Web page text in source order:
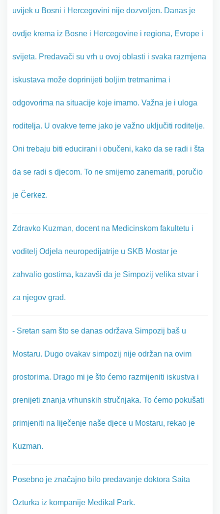
uvijek u Bosni i Hercegovini nije dozvoljen. Danas je
ovdje krema iz Bosne i Hercegovine i regiona, Evrope i
svijeta. Predavači su vrh u ovoj oblasti i svaka razmjena
iskustava može doprinijeti boljim tretmanima i
odgovorima na situacije koje imamo. Važna je i uloga
roditelja. U ovakve teme jako je važno uključiti roditelje.
Oni trebaju biti educirani i obučeni, kako da se radi i šta
da se radi s djecom. To ne smijemo zanemariti, poručio
je Čerkez.
Zdravko Kuzman, docent na Medicinskom fakultetu i
voditelj Odjela neuropedijatrije u SKB Mostar je
zahvalio gostima, kazavši da je Simpozij velika stvar i
za njegov grad.
- Sretan sam što se danas održava Simpozij baš u
Mostaru. Dugo ovakav simpozij nije održan na ovim
prostorima. Drago mi je što ćemo razmijeniti iskustva i
prenijeti znanja vrhunskih stručnjaka. To ćemo pokušati
primjeniti na liječenje naše djece u Mostaru, rekao je
Kuzman.
Posebno je značajno bilo predavanje doktora Saita
Ozturka iz kompanije Medikal Park.